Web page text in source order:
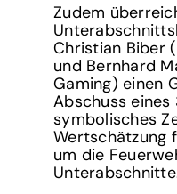
Zudem
Christian Biber
und Bernhard
Gaming) einen
Abschuss
symbolisches
Wertschätzung
um die